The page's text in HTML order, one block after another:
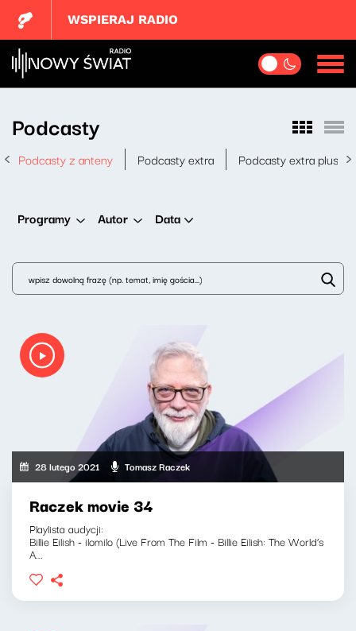
WSPIERAJ RADIO
Podcasty
Podcasty z anteny Podcasty extra Podcasty extra plus
Programy Autor Data
28 lutego 2021 Tomasz Raczek
Raczek movie 34
Playlista audycji:
Billie Eilish - ilomilo (Live From The Film - Billie Eilish: The World’s
A...